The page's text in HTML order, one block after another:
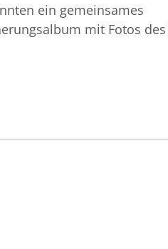
ein gemeinsames
mit Fotos